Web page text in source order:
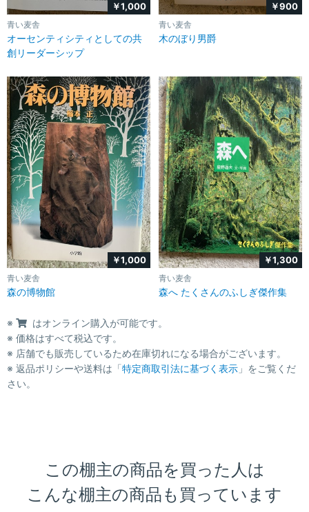
￥1,000
青い麦舎
オーセンティシティとしての共
創リーダーシップ
￥900
青い麦舎
木のぼり男爵
￥1,000
青い麦舎
森の博物館
￥1,300
青い麦舎
森へ たくさんのふしぎ傑作集
※
はオンライン購入が可能です。
※ 価格はすべて税込です。
※ 店舗でも販売しているため在庫切れになる場合がございます。
※ 返品ポリシーや送料は「特定商取引法に基づく表示 」をご覧くだ
さい。
この棚主の商品を買った人は
こんな棚主の商品も買っています